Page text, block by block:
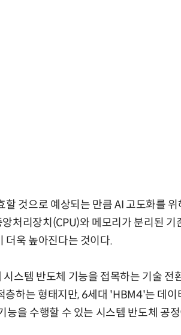
것으로 예상되는 만큼 AI 고도화를
처리장치(CPU)와 메모리가 분리된 기
더욱 높아진다는 것이다.
스템 반도체 기능을 접목하는 기술 전
하는 형태지만, 6세대 'HBM4'는 데이
능을 수행할 수 있는 시스템 반도체 공